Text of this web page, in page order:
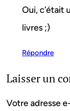
Oui, c’était
livres ;)
Répondre
Laisser un
Votre adresse